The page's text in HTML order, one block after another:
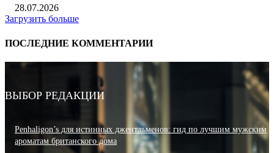
28.07.2026
Загрузить больше
ПОСЛЕДНИЕ КОММЕНТАРИИ
ВЫБОР РЕДАКЦИИ
Penhaligon’s для истинных джентльменов: гид по лучшим мужским
ароматам британского дома